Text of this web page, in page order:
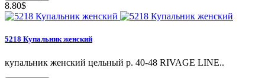
8.80$
5218 Купальник женский
купальник женский цельный р. 40-48 RIVAGE LINE..